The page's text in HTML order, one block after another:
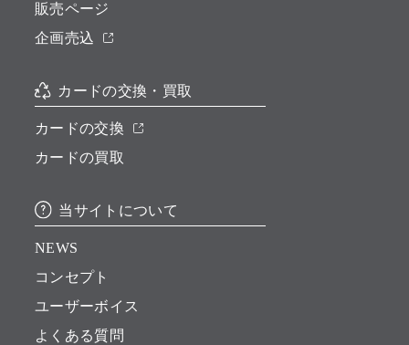
販売ページ
企画売込
カードの交換・買取
カードの交換
カードの買取
当サイトについて
NEWS
コンセプト
ユーザーボイス
よくある質問